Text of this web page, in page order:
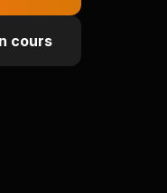
cours